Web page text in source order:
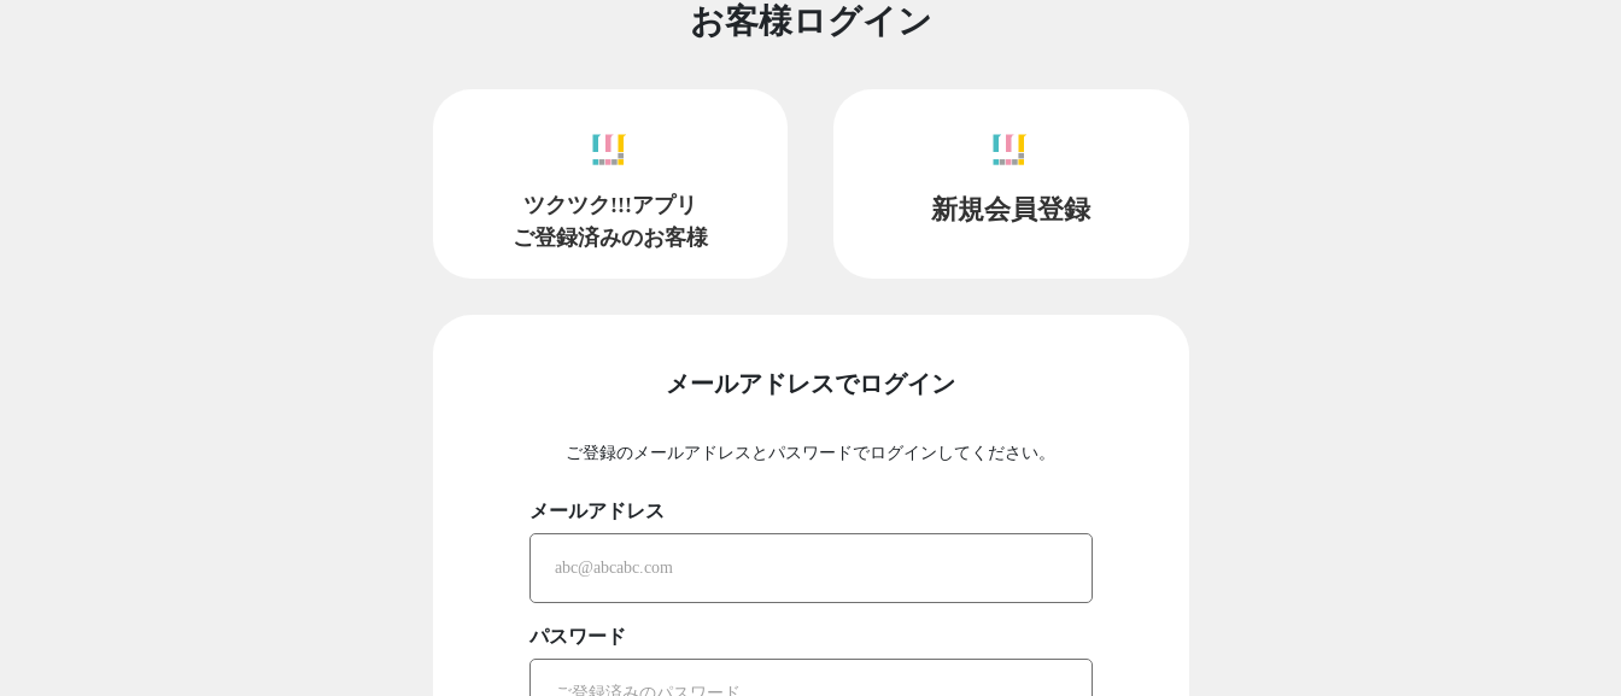
お客様ログイン
ツクツク!!!アプリ
ご登録済みのお客様
新規会員登録
メールアドレスでログイン
ご登録のメールアドレスとパスワードでログインしてください。
メールアドレス
パスワード